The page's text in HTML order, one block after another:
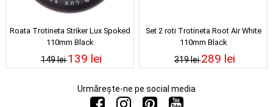
Roata Trotineta Striker Lux Spoked
110mm Black
149 lei139 lei
Set 2 roti Trotineta Root Air White
110mm Black
319 lei289 lei
Urmărește-ne pe social media